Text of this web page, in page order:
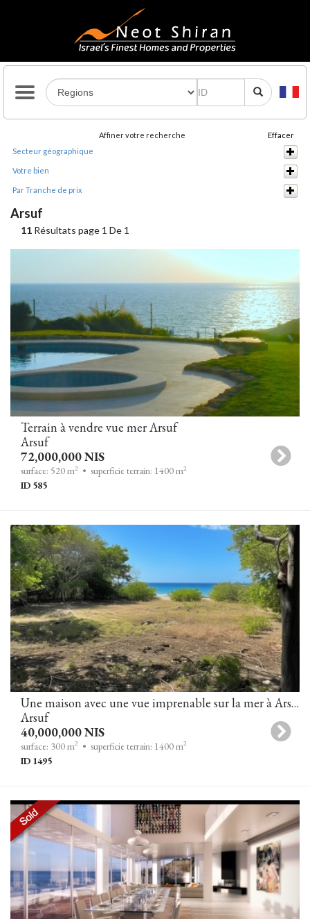
Affiner votre recherche
Effacer
Secteur géographique
Votre bien
Par Tranche de prix
Arsuf
11 Résultats page 1 De 1
Terrain à vendre vue mer Arsuf
Arsuf
72,000,000 NIS
surface: 520 m2 • superficie terrain: 1400 m2
ID 585
Une maison avec une vue imprenable sur la mer à Arsuf
Arsuf
40,000,000 NIS
surface: 300 m2 • superficie terrain: 1400 m2
ID 1495